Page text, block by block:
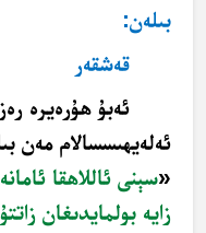
بىلەن:
قەشقەر
ئەبۇ ھۇرەيرە
ئەلەيھىسسالام مەن
«سېنى ئاللاھقا
زايە بولمايدىغان